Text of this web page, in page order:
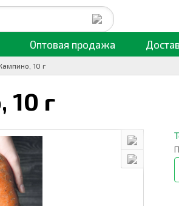
Оптовая продажа
10 г
10 г